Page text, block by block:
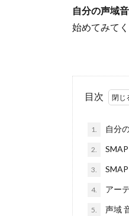
自分の声域
始めてみてく
目次
1. 自分
2.
3.
4. アー
5. 声域